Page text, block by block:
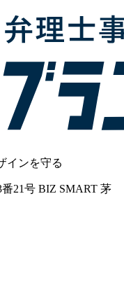
インを守る
21号 BIZ SMART 茅